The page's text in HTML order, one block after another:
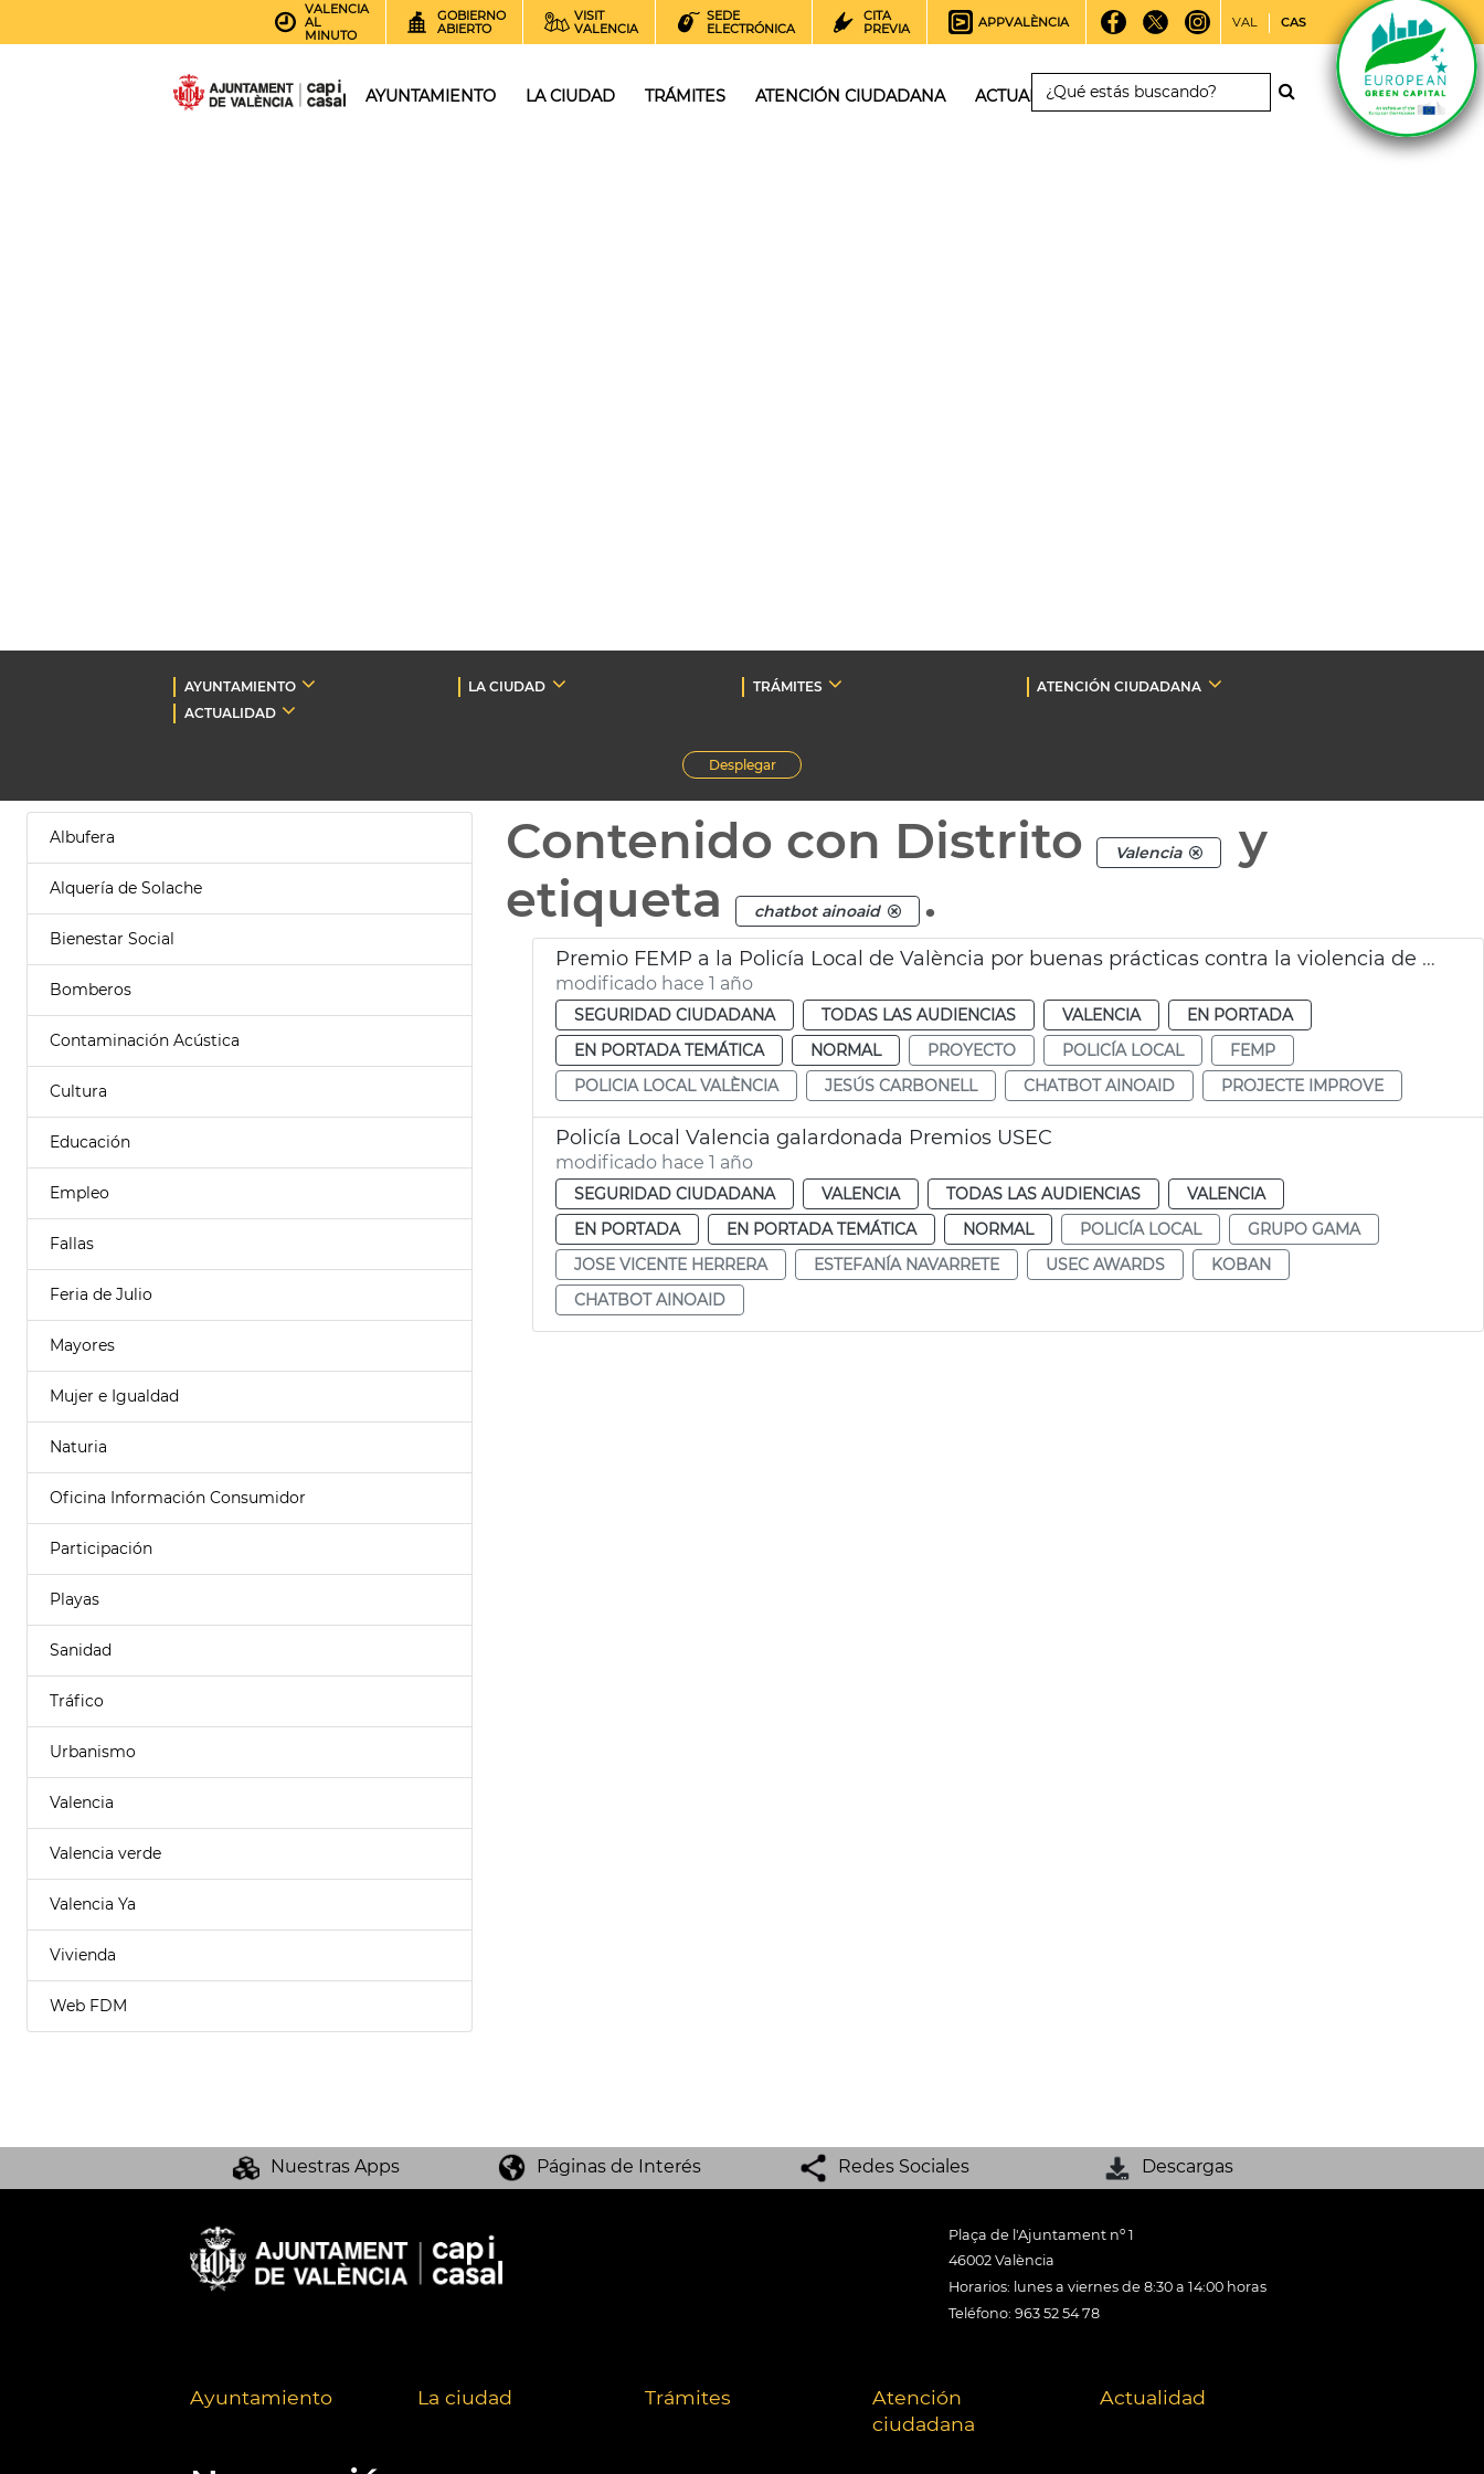
VALENCIA
AL
MINUTO
GOBIERNO
ABIERTO
VISIT
VALENCIA
SEDE
ELECTRÓNICA
CITA
PREVIA
APPVALÈNCIA VAL CAS
AYUNTAMIENTO LA CIUDAD TRÁMITES ATENCIÓN CIUDADANA ACTUALIDAD
AYUNTAMIENTO LA CIUDAD TRÁMITES
ATENCIÓN CIUDADANA
ACTUALIDAD
Desplegar
Albufera
Alquería de Solache
Bienestar Social
Bomberos
Contaminación Acústica
Cultura
Educación
Empleo
Fallas
Feria de Julio
Mayores
Mujer e Igualdad
Naturia
Oficina Información Consumidor
Participación
Playas
Sanidad
Tráfico
Urbanismo
Valencia
Valencia verde
Valencia Ya
Vivienda
Web FDM
Contenido con Distrito Valencia
y
etiqueta
chatbot ainoaid .
Premio FEMP a la Policía Local de València por buenas prácticas contra la violencia de género
modificado hace 1 año
SEGURIDAD CIUDADANA TODAS LAS AUDIENCIAS VALENCIA
EN PORTADA
EN PORTADA TEMÁTICA
NORMAL PROYECTO POLICÍA LOCAL
FEMP
POLICIA LOCAL VALÈNCIA
JESÚS CARBONELL CHATBOT AINOAID PROJECTE IMPROVE
Policía Local Valencia galardonada Premios USEC
modificado hace 1 año
SEGURIDAD CIUDADANA VALENCIA TODAS LAS AUDIENCIAS
VALENCIA
EN PORTADA
EN PORTADA TEMÁTICA NORMAL POLICÍA LOCAL
GRUPO GAMA
JOSE VICENTE HERRERA
ESTEFANÍA NAVARRETE USEC AWARDS
KOBAN
CHATBOT AINOAID
Nuestras Apps Páginas de Interés Redes Sociales Descargas
Plaça de l'Ajuntament nº 1
46002 València
Horarios: lunes a viernes de 8:30 a 14:00 horas
Teléfono: 963 52 54 78
Ayuntamiento La ciudad Trámites
Atención
ciudadana
Actualidad